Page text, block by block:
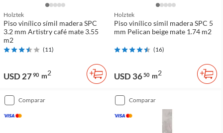
Holztek
Piso vinílico símil madera SPC
3.2 mm Artistry café mate 3.55
m2
(11)
USD 2790 m2
Holztek
Piso vinílico símil madera SPC 5
mm Pelican beige mate 1.74 m2
(16)
USD 3650 m2
comparar comparar